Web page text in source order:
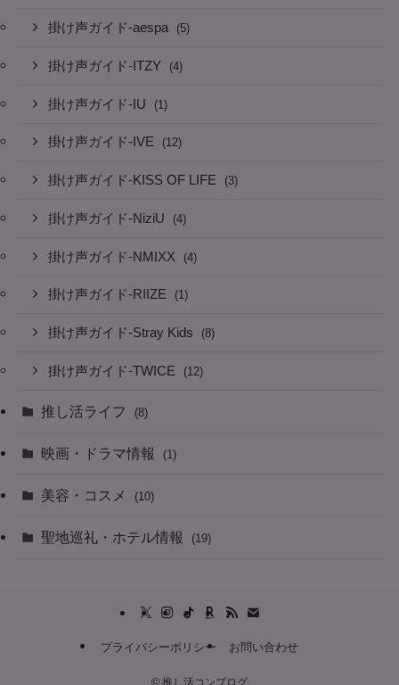
掛け声ガイド-aespa (5)
掛け声ガイド-ITZY (4)
掛け声ガイド-IU (1)
掛け声ガイド-IVE (12)
掛け声ガイド-KISS OF LIFE (3)
掛け声ガイド-NiziU (4)
掛け声ガイド-NMIXX (4)
掛け声ガイド-RIIZE (1)
掛け声ガイド-Stray Kids (8)
掛け声ガイド-TWICE (12)
推し活ライフ (8)
映画・ドラマ情報 (1)
美容・コスメ (10)
聖地巡礼・ホテル情報 (19)
プライバシーポリシー お問い合わせ
© 推し活コンブログ